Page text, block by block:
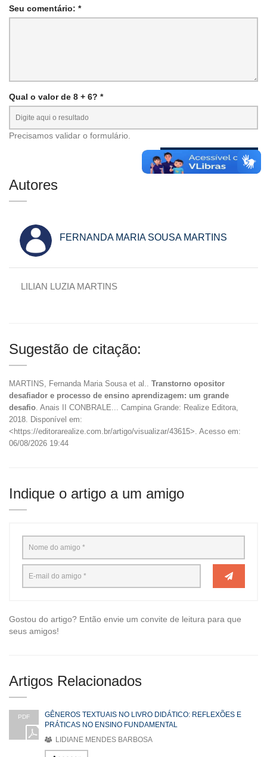
Seu comentário: *
Qual o valor de 8 + 6? *
Precisamos validar o formulário.
Autores
FERNANDA MARIA SOUSA MARTINS
LILIAN LUZIA MARTINS
Sugestão de citação:
MARTINS, Fernanda Maria Sousa et al.. Transtorno opositor
desafiador e processo de ensino aprendizagem: um grande
desafio . Anais II CONBRALE... Campina Grande: Realize Editora,
2018. Disponível em:
<https://editorarealize.com.br/artigo/visualizar/43615>. Acesso em:
06/08/2026 19:44
Indique o artigo a um amigo
Gostou do artigo? Então envie um convite de leitura para que
seus amigos!
Artigos Relacionados
PDF
GÊNEROS TEXTUAIS NO LIVRO DIDÁTICO: REFLEXÕES E
PRÁTICAS NO ENSINO FUNDAMENTAL
LIDIANE MENDES BARBOSA